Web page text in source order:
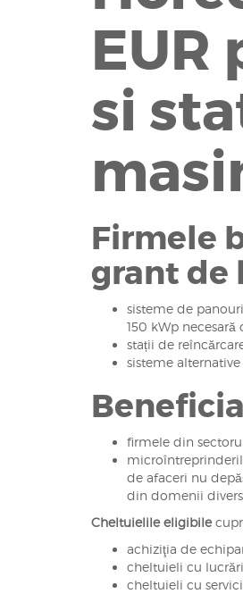
EUR
si
Firmele
grant de
sisteme de
150 kWp
stații de
sisteme
firmele din
de afaceri nu
din domenii
Cheltuielile eligibile
achiziţia de
cheltuieli cu
cheltuieli cu